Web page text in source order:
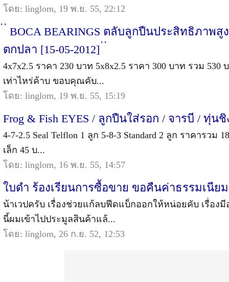
โดย: linglom, 19 พ.ย. 55, 22:12
BOCA BEARINGS ตลับลูกปืนประสิทธิภาพสู
ตกปลา [15-05-2012] ่ ่
4x7x2.5 ราคา 230 บาท 5x8x2.5 ราคา 300 บาท รวม 530
เท่าไหร่ค้าบ ขอบคุณคับ...
โดย: linglom, 19 พ.ย. 55, 15:19
Frog & Fish EYES / ลูกปืนใส่รอก / จารบี / ทุ่น
4-7-2.5 Seal Telflon 1 ลูก 5-8-3 Standard 2 ลูก ราคารวม
เล็ก 45 บ...
โดย: linglom, 16 พ.ย. 55, 14:57
ใบดำ ร้องเรียนการซื้อขาย ขอคืนค่าธรรมเนียม
น้าเวปครับ เรื่องช่วยแก้ลบฟีดแบ็กออกให้หน่อยคับ เรื่อง
นี้ผมเข้าไปประมูลสินค้าแล้...
โดย: linglom, 26 ก.ย. 52, 12:53